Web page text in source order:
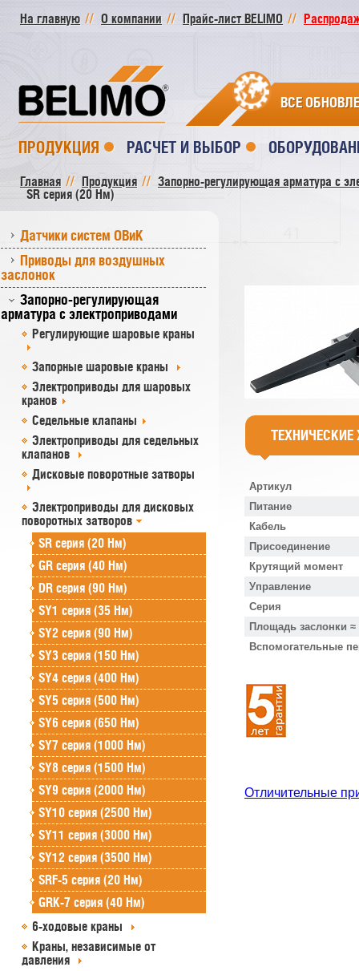
На главную О компании Прайс-лист BELIMO
ВСЕ
ПРОДУКЦИЯ РАСЧЕТ И ВЫБОР
Главная Продукция
Запорно-регулирующая арматура с
SR cерия (20 Нм)
Датчики систем ОВиК
Приводы для воздушных
заслонок
Запорно-регулирующая
арматура с электроприводами
Регулирующие шаровые краны
Запорные шаровые краны
Электроприводы для шаровых
кранов
Седельные клапаны
Электроприводы для седельных
клапанов
Дисковые поворотные затворы
Электроприводы для дисковых
поворотных затворов
SR cерия (20 Нм)
GR cерия (40 Нм)
DR серия (90 Нм)
SY1 серия (35 Нм)
SY2 серия (90 Нм)
SY3 серия (150 Нм)
SY4 серия (400 Нм)
SY5 серия (500 Нм)
SY6 серия (650 Нм)
SY7 серия (1000 Нм)
SY8 серия (1500 Нм)
SY9 серия (2000 Нм)
SY10 серия (2500 Нм)
SY11 серия (3000 Нм)
SY12 серия (3500 Нм)
SRF-5 серия (20 Нм)
GRK-7 серия (40 Нм)
6-ходовые краны
Краны, независимые от
давления
Артикул
Питание
Кабель
Присоединение
Крутящий момент
Управление
Серия
Площадь заслонки ≈
Вспомогательные
Отличительные